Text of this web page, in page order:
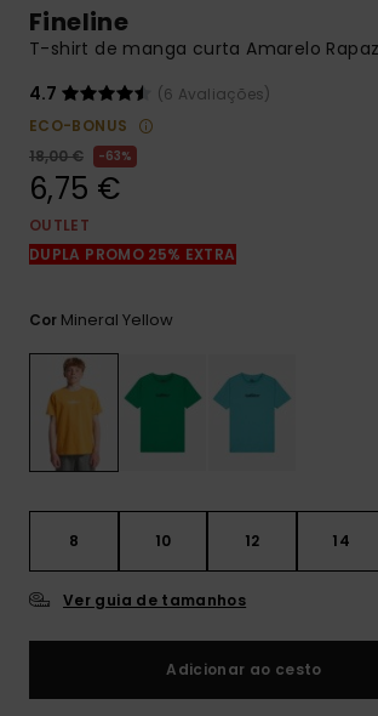
respostas
para as
contacto.
Fineline
T-shirt de manga curta Amarelo
4.7
(6 Avaliações)
ECO-BONUS
18,00 €
63%
6,75 €
OUTLET
DUPLA PROMO 25% EXTRA
Cor Mineral Yellow
8 10 12 14
Ver guia de tamanhos
Adicionar ao cesto